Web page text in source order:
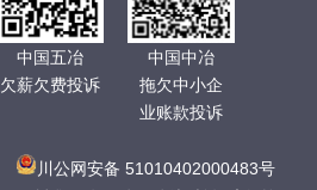
中国五冶
欠薪欠费投诉
中国中冶
拖欠中小企
业账款投诉
川公网安备 51010402000483号